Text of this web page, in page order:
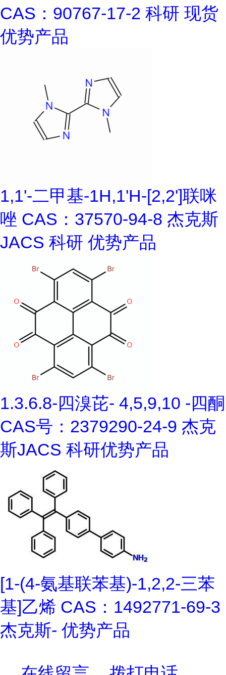
CAS：90767-17-2 科研 现货
优势产品
1,1'-二甲基-1H,1'H-[2,2']联咪
唑 CAS：37570-94-8 杰克斯
JACS 科研 优势产品
1.3.6.8-四溴芘- 4,5,9,10 -四酮
CAS号：2379290-24-9 杰克
斯JACS 科研优势产品
[1-(4-氨基联苯基)-1,2,2-三苯
基]乙烯 CAS：1492771-69-3
杰克斯- 优势产品